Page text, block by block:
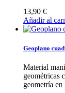
13,90 €
Añadir al
Geoplano
Material
geométricas
geometría